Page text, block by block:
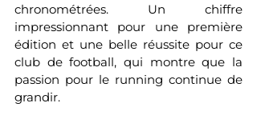
chronométrées. Un chiffre
impressionnant pour une première
édition et une belle réussite pour ce
club de football, qui montre que la
passion pour le running continue de
grandir.